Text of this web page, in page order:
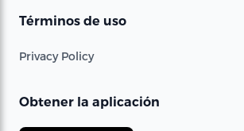
Términos de uso
Privacy Policy
Obtener la aplicación